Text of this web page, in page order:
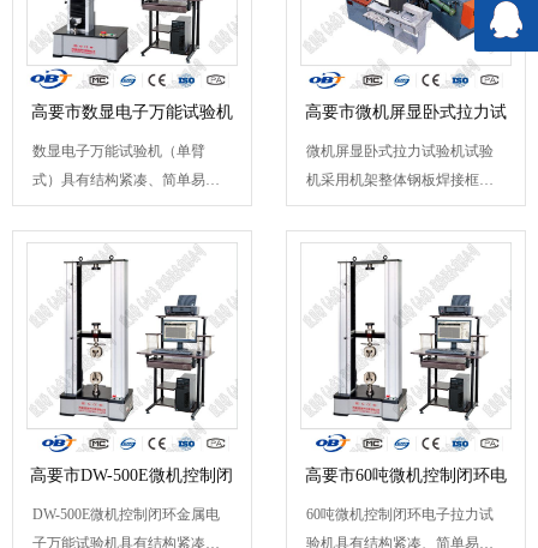
高要市数显电子万能试验机
（
数显电子万能试验机（单臂
式）具有结构紧凑、简单易用
等特点，可应用于材料的拉...
高要市微机屏显卧式拉力试
验
微机屏显卧式拉力试验机试验
机采用机架整体钢板焊接框架
结构，两个单出杆双作用...
高要市DW-500E微机控制闭
环金属
DW-500E微机控制闭环金属电
子万能试验机具有结构紧凑、
高要市60吨微机控制闭环电
子拉
60吨微机控制闭环电子拉力试
验机具有结构紧凑、简单易用